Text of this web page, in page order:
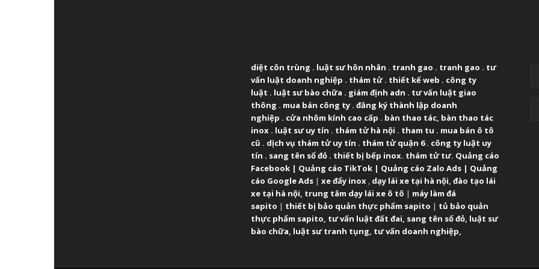
diệt côn trùng . luật sư hôn nhân . tranh gao . tranh gao . tư
vấn luật doanh nghiệp . thám tử. thiết kế web . công ty
luật . luật sư bào chữa . giám định adn . tư vấn luật giao
thông . mua bán công ty . đăng ký thành lập doanh
nghiệp . cửa nhôm kính cao cấp . bàn thao tác, bàn thao tác
inox . luật sư uy tín . thám tử hà nội . tham tu . mua bán ô tô
cũ . dịch vụ thám tử uy tín . thám tử quận 6. công ty luật uy
tín . sang tên sổ đỏ . thiết bị bếp inox. thám tử tư. Quảng cáo
Facebook | Quảng cáo TikTok | Quảng cáo Zalo Ads | Quảng
cáo Google Ads | xe đẩy inox , dạy lái xe tại hà nội, đào tạo lái
xe tại hà nội, trung tâm dạy lái xe ô tô | máy làm đá
sapito | thiết bị bảo quản thực phẩm sapito | tủ bảo quản
thực phẩm sapito, tư vấn luật đất đai, sang tên sổ đỏ, luật sư
bào chữa, luật sư tranh tụng, tư vấn doanh nghiệp,